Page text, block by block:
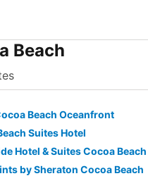
Beach
Beach Oceanfront
Suites Hotel
by Sheraton Cocoa Beach